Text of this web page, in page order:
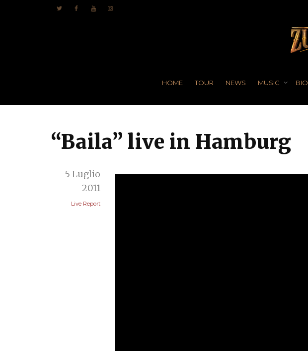
HOME TOUR NEWS MUSIC BIO
“Baila” live in Hamburg
5 Luglio
2011
Live Report